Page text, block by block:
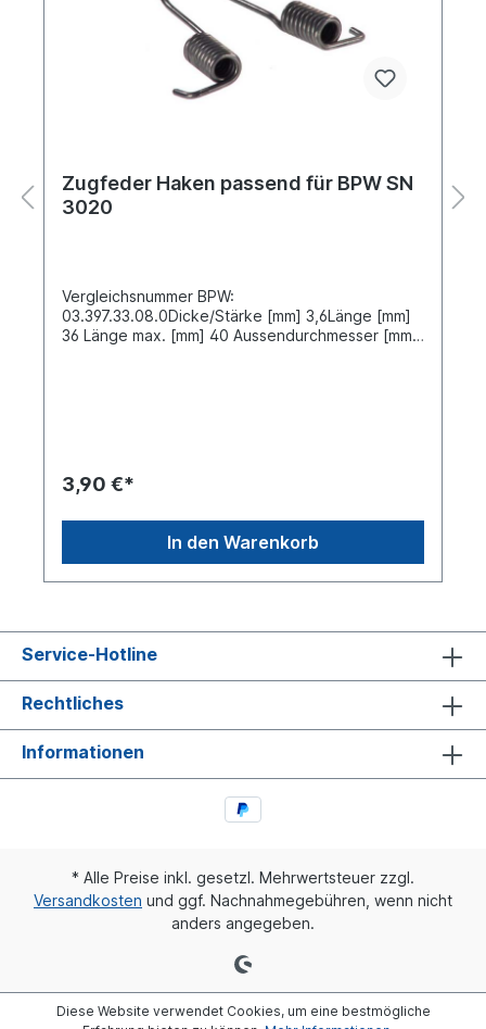
Zugfeder Haken passend für BPW SN
3020
Vergleichsnummer BPW:
03.397.33.08.0Dicke/Stärke [mm] 3,6Länge [mm]
36 Länge max. [mm] 40 Aussendurchmesser [mm]
Baujahr 3. 1995
3,90 €*
In den Warenkorb
Service-Hotline
Rechtliches
Informationen
* Alle Preise inkl. gesetzl. Mehrwertsteuer zzgl.
Versandkosten und ggf. Nachnahmegebühren, wenn nicht
anders angegeben.
Diese Website verwendet Cookies, um eine bestmögliche